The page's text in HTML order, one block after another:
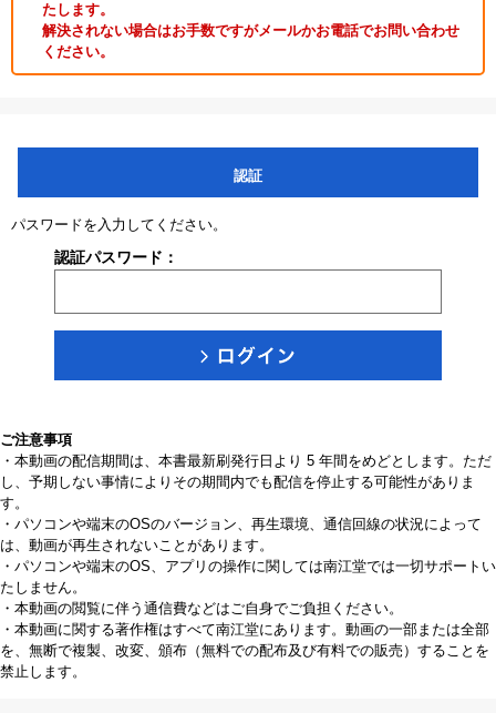
たします。
解決されない場合はお手数ですがメールかお電話でお問い合わせ
ください。
認証
パスワードを入力してください。
認証パスワード：
ご注意事項
・本動画の配信期間は、本書最新刷発行日より 5 年間をめどとします。ただ
し、予期しない事情によりその期間内でも配信を停止する可能性がありま
す。
・パソコンや端末のOSのバージョン、再生環境、通信回線の状況によって
は、動画が再生されないことがあります。
・パソコンや端末のOS、アプリの操作に関しては南江堂では一切サポートい
たしません。
・本動画の閲覧に伴う通信費などはご自身でご負担ください。
・本動画に関する著作権はすべて南江堂にあります。動画の一部または全部
を、無断で複製、改変、頒布（無料での配布及び有料での販売）することを
禁止します。